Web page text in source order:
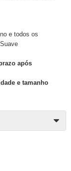
e todos os
após
e tamanho